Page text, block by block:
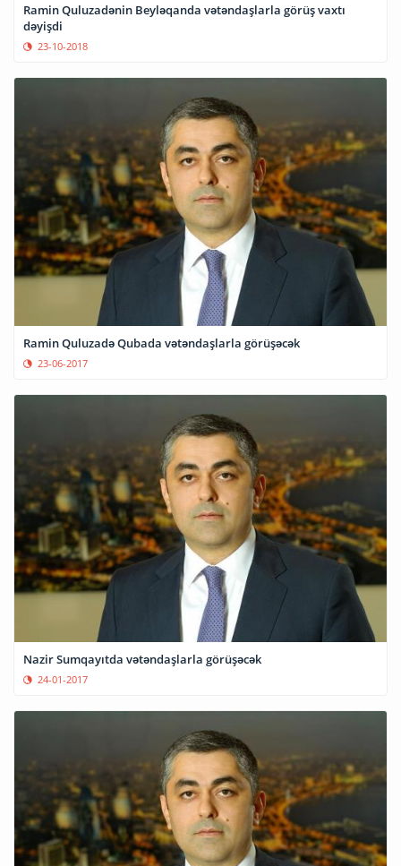
Ramin Quluzadənin Beyləqanda vətəndaşlarla görüş vaxtı
dəyişdi
23-10-2018
Ramin Quluzadə Qubada vətəndaşlarla görüşəcək
23-06-2017
Nazir Sumqayıtda vətəndaşlarla görüşəcək
24-01-2017